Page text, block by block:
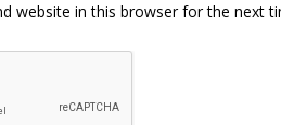
website in this browser for the next